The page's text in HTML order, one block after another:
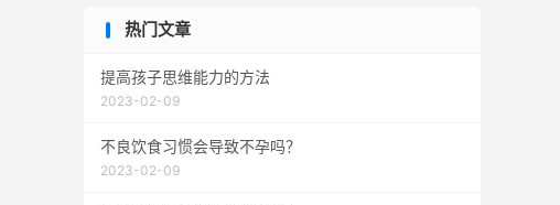
热门文章
提高孩子思维能力的方法
2023-02-09
不良饮食习惯会导致不孕吗？
2023-02-09